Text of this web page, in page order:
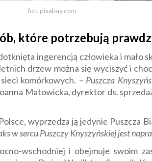
fot. pixabay.com
które potrzebują
ingerencją człowieka i mało
drzew można się wyciszyć i
komórkowych. – Puszcza
Matowicka, dyrektor ds.
wyprzedza ją jedynie Puszcza
w sercu Puszczy Knyszyńskiej jest
wschodniej i obejmuje swoim